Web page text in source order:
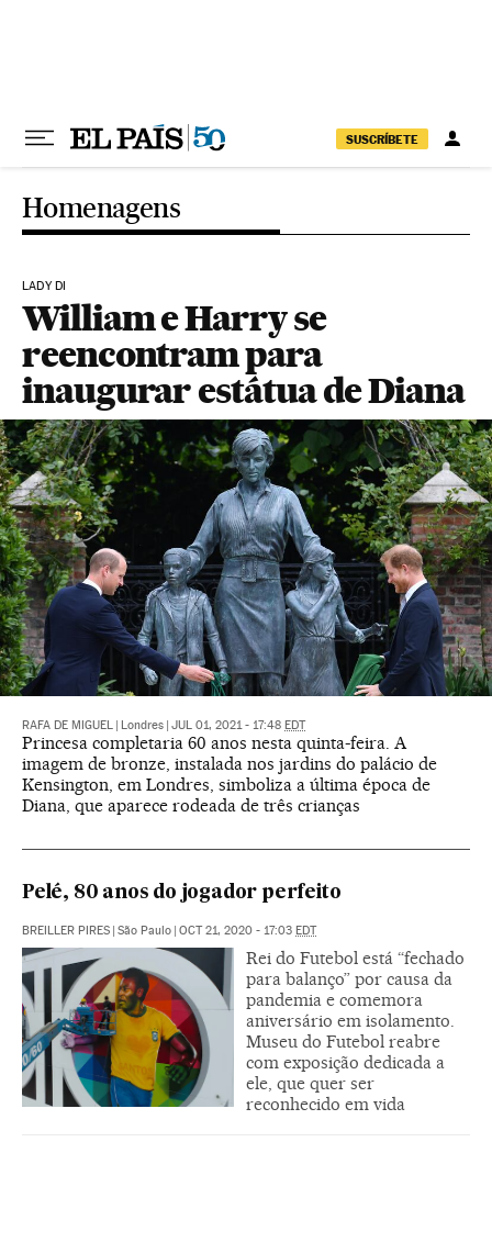
SUSCRÍBETE
Homenagens
LADY DI
William e Harry se
reencontram para
inaugurar estátua de Diana
RAFA DE MIGUEL Londres JUL 01, 2021 - 17:48 EDT
Princesa completaria 60 anos nesta quinta-feira. A
imagem de bronze, instalada nos jardins do palácio de
Kensington, em Londres, simboliza a última época de
Diana, que aparece rodeada de três crianças
Pelé, 80 anos do jogador perfeito
BREILLER PIRES São Paulo OCT 21, 2020 - 17:03 EDT
Rei do Futebol está “fechado
para balanço” por causa da
pandemia e comemora
aniversário em isolamento.
Museu do Futebol reabre
com exposição dedicada a
ele, que quer ser
reconhecido em vida